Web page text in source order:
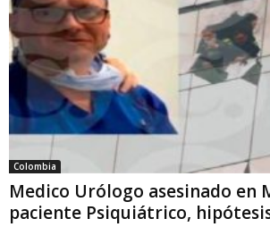
Colombia
Medico Urólogo asesinado en
paciente Psiquiátrico,